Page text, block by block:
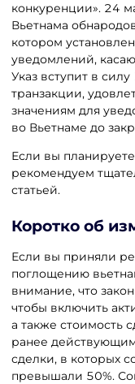
конкуренции». 24
Вьетнама
котором
уведомлений,
Указ вступит в
транзакции,
значениям для
во Вьетнаме до
Если вы
рекомендуем
статьей.
Коротко об
Если вы приняли
поглощению
внимание, что
чтобы включить
а также стоимость
ранее
сделки, в которых
превышали 50%.